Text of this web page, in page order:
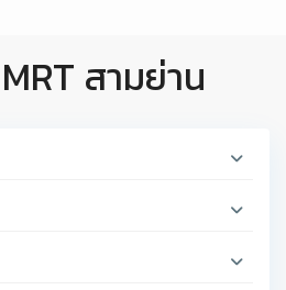
สามย่าน